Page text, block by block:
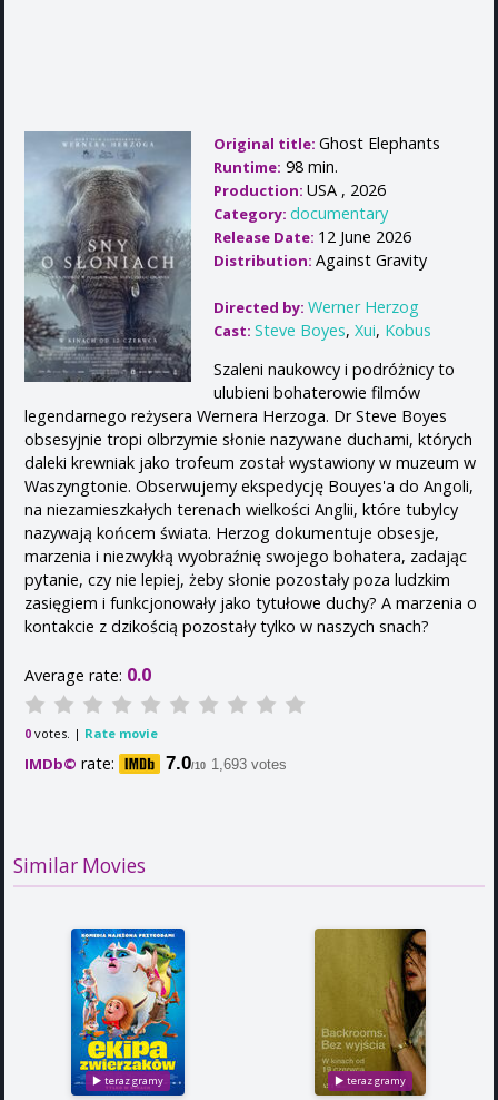
Original title: Ghost Elephants
Runtime: 98 min.
Production: USA , 2026
Category: documentary
Release Date: 12 June 2026
Distribution: Against Gravity
Directed by: Werner Herzog
Cast: Steve Boyes, Xui, Kobus
Szaleni naukowcy i podróżnicy to
ulubieni bohaterowie filmów
legendarnego reżysera Wernera Herzoga. Dr Steve Boyes
obsesyjnie tropi olbrzymie słonie nazywane duchami, których
daleki krewniak jako trofeum został wystawiony w muzeum w
Waszyngtonie. Obserwujemy ekspedycję Bouyes'a do Angoli,
na niezamieszkałych terenach wielkości Anglii, które tubylcy
nazywają końcem świata. Herzog dokumentuje obsesje,
marzenia i niezwykłą wyobraźnię swojego bohatera, zadając
pytanie, czy nie lepiej, żeby słonie pozostały poza ludzkim
zasięgiem i funkcjonowały jako tytułowe duchy? A marzenia o
kontakcie z dzikością pozostały tylko w naszych snach?
Average rate: 0.0
0 votes. | Rate movie
IMDb© rate: 7.0/10 1,693 votes
Similar Movies